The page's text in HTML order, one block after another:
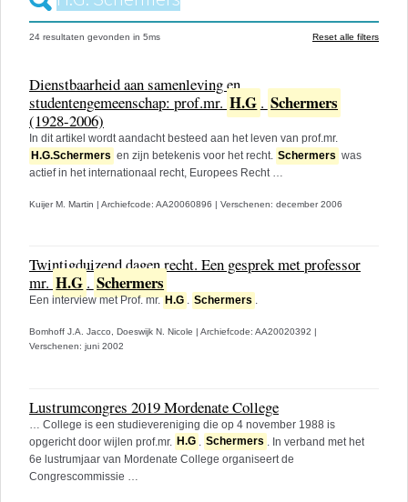
24 resultaten gevonden in 5ms Reset alle filters
Dienstbaarheid aan samenleving en
studentengemeenschap: prof.mr. H.G . Schermers
(1928-2006)
In dit artikel wordt aandacht besteed aan het leven van prof.mr.
H.G.Schermers en zijn betekenis voor het recht. Schermers was
actief in het internationaal recht, Europees Recht …
Kuijer M. Martin | Archiefcode: AA20060896 | Verschenen: december 2006
Twintigduizend dagen recht. Een gesprek met professor
mr. H.G . Schermers
Een interview met Prof. mr. H.G . Schermers .
Bomhoff J.A. Jacco, Doeswijk N. Nicole Archiefcode: AA20020392
Verschenen: juni 2002
Lustrumcongres 2019 Mordenate College
… College is een studievereniging die op 4 november 1988 is
opgericht door wijlen prof.mr.
H.G Schermers
. In verband met het
6e lustrumjaar van Mordenate College organiseert de
Congrescommissie …